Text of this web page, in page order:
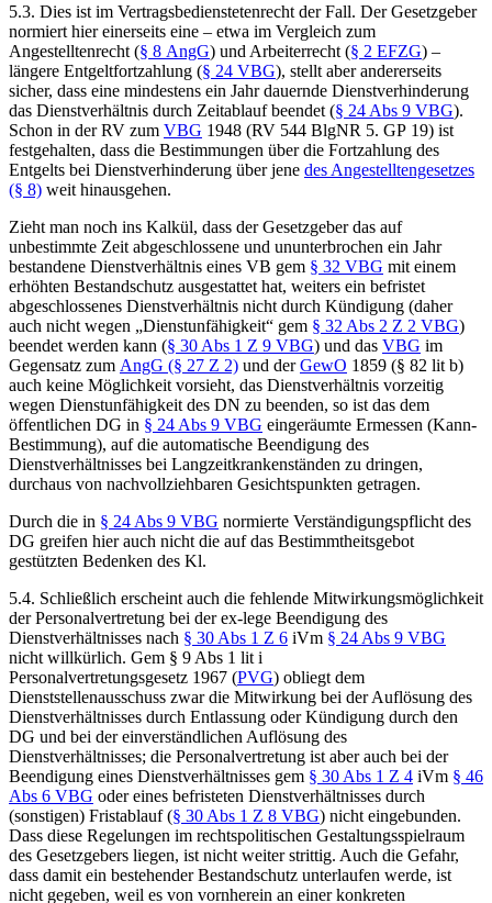
5.3. Dies ist im Vertragsbedienstetenrecht der Fall. Der Gesetzgeber
normiert hier einerseits eine – etwa im Vergleich zum
Angestelltenrecht (§ 8 AngG) und Arbeiterrecht (§ 2 EFZG) –
längere Entgeltfortzahlung (§ 24 VBG), stellt aber andererseits
sicher, dass eine mindestens ein Jahr dauernde Dienstverhinderung
das Dienstverhältnis durch Zeitablauf beendet (§ 24 Abs 9 VBG).
Schon in der RV zum VBG 1948 (RV 544 BlgNR 5. GP 19) ist
festgehalten, dass die Bestimmungen über die Fortzahlung des
Entgelts bei Dienstverhinderung über jene des Angestelltengesetzes
(§ 8) weit hinausgehen.
Zieht man noch ins Kalkül, dass der Gesetzgeber das auf
unbestimmte Zeit abgeschlossene und ununterbrochen ein Jahr
bestandene Dienstverhältnis eines VB gem § 32 VBG mit einem
erhöhten Bestandschutz ausgestattet hat, weiters ein befristet
abgeschlossenes Dienstverhältnis nicht durch Kündigung (daher
auch nicht wegen „Dienstunfähigkeit“ gem § 32 Abs 2 Z 2 VBG)
beendet werden kann (§ 30 Abs 1 Z 9 VBG) und das VBG im
Gegensatz zum AngG (§ 27 Z 2) und derGewO 1859 (§ 82 lit b)
auch keine Möglichkeit vorsieht, das Dienstverhältnis vorzeitig
wegen Dienstunfähigkeit des DN zu beenden, so ist das dem
öffentlichen DG in § 24 Abs 9 VBG eingeräumte Ermessen (Kann-
Bestimmung), auf die automatische Beendigung des
Dienstverhältnisses bei Langzeitkrankenständen zu dringen,
durchaus von nachvollziehbaren Gesichtspunkten getragen.
Durch die in § 24 Abs 9 VBG normierte Verständigungspflicht des
DG greifen hier auch nicht die auf das Bestimmtheitsgebot
gestützten Bedenken des Kl.
5.4. Schließlich erscheint auch die fehlende Mitwirkungsmöglichkeit
der Personalvertretung bei der ex-lege Beendigung des
Dienstverhältnisses nach § 30 Abs 1 Z 6 iVm § 24 Abs 9 VBG
nicht willkürlich. Gem § 9 Abs 1 lit i
Personalvertretungsgesetz 1967 (PVG) obliegt dem
Dienststellenausschuss zwar die Mitwirkung bei der Auflösung des
Dienstverhältnisses durch Entlassung oder Kündigung durch den
DG und bei der einverständlichen Auflösung des
Dienstverhältnisses; die Personalvertretung ist aber auch bei der
Beendigung eines Dienstverhältnisses gem § 30 Abs 1 Z 4 iVm § 46
Abs 6 VBG oder eines befristeten Dienstverhältnisses durch
(sonstigen) Fristablauf (§ 30 Abs 1 Z 8 VBG) nicht eingebunden.
Dass diese Regelungen im rechtspolitischen Gestaltungsspielraum
des Gesetzgebers liegen, ist nicht weiter strittig. Auch die Gefahr,
dass damit ein bestehender Bestandschutz unterlaufen werde, ist
nicht gegeben, weil es von vornherein an einer konkreten